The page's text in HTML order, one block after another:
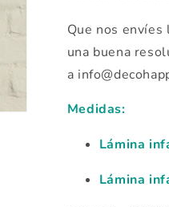
Que nos
una buena
a
Medidas:
Lámina
Lámina